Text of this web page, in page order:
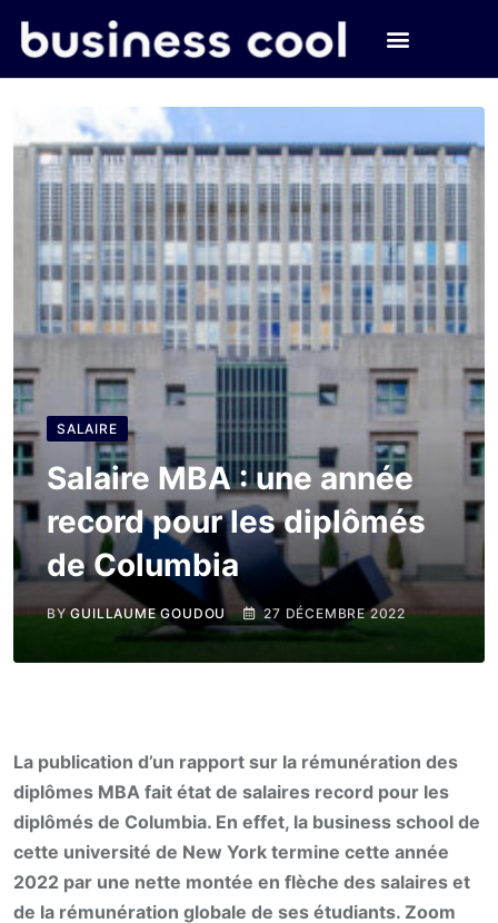
SALAIRE
Salaire MBA : une année
record pour les diplômés
de Columbia
BYGUILLAUME GOUDOU 27 DÉCEMBRE 2022
La publication d’un rapport sur la rémunération des
diplômes MBA fait état de salaires record pour les
diplômés de Columbia. En effet, la business school de
cette université de New York termine cette année
2022 par une nette montée en flèche des salaires et
de la rémunération globale de ses étudiants. Zoom